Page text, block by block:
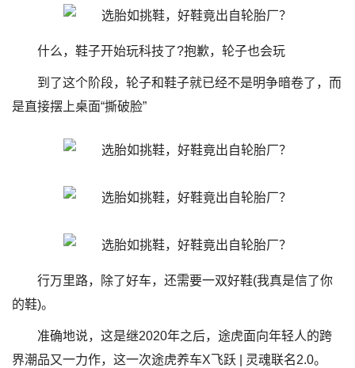
什么，鞋子开始玩科技了?抱歉，轮子也会玩
到了这个阶段，轮子和鞋子就已经不是明争暗卷了，而
是直接摆上桌面“撕破脸”
行万里路，除了好车，还需要一双好鞋(我真是信了你
的鞋)。
准确地说，这是继2020年之后，途虎面向年轻人的跨
界潮品又一力作，这一次途虎养车X飞跃 | 灵魂联名2.0。